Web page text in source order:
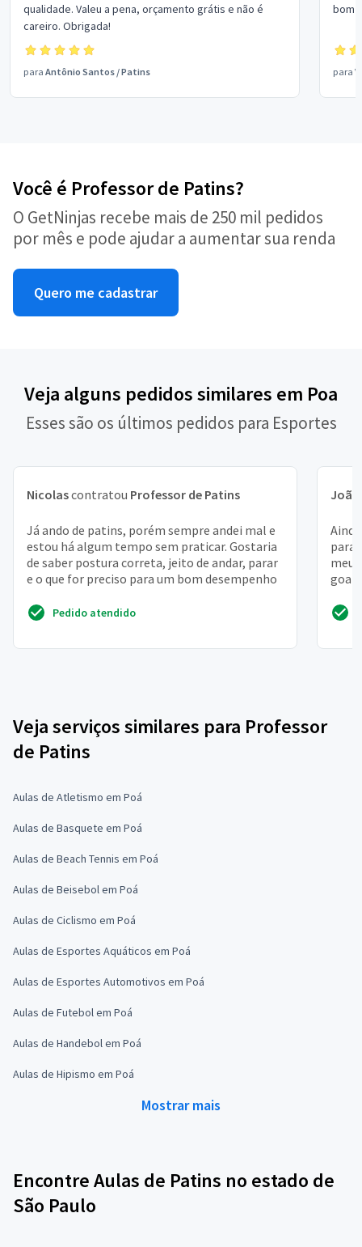
qualidade. Valeu a pena, orçamento grátis e não é
careiro. Obrigada!
para Antônio Santos /Patins
bom
para
Você é Professor de Patins?
O GetNinjas recebe mais de 250 mil pedidos
por mês e pode ajudar a aumentar sua renda
Quero me cadastrar
Veja alguns pedidos similares em Poa
Esses são os últimos pedidos para Esportes
Nicolascontratou Professor de Patins
Já ando de patins, porém sempre andei mal e
estou há algum tempo sem praticar. Gostaria
de saber postura correta, jeito de andar, parar
e o que for preciso para um bom desempenho
Pedido atendido
para
meu
Veja serviços similares para Professor
de Patins
Aulas de Atletismo em Poá
Aulas de Basquete em Poá
Aulas de Beach Tennis em Poá
Aulas de Beisebol em Poá
Aulas de Ciclismo em Poá
Aulas de Esportes Aquáticos em Poá
Aulas de Esportes Automotivos em Poá
Aulas de Futebol em Poá
Aulas de Handebol em Poá
Aulas de Hipismo em Poá
Mostrar mais
Encontre Aulas de Patins no estado de
São Paulo